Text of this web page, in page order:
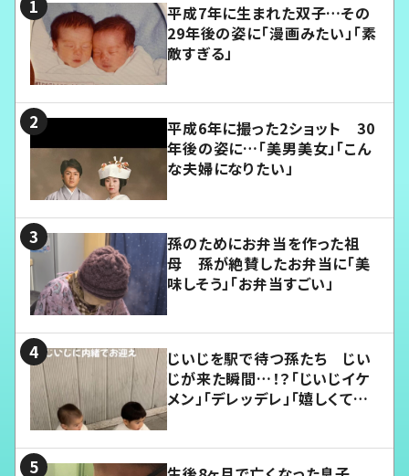
平成7年に生まれた双子…その
29年後の姿に「漫画みたい」「素
敵すぎる」
平成6年に撮った2ショット 30
年後の姿に…「美男美女」「こん
な夫婦になりたい」
孫のためにお弁当を作った祖
母 孫が絶賛したお弁当に「美
味しそう」「お弁当すごい」
じいじを駅で待つ孫たち じい
じが来た瞬間…！？「じいじイケ
メン」「デレッデレ」「嬉しくて可